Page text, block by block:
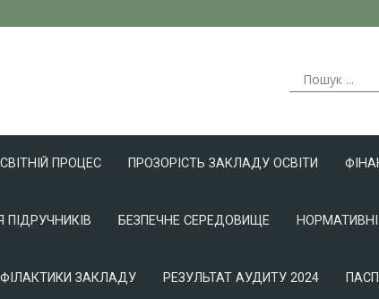
ПРОЦЕС ПРОЗОРІСТЬ ЗАКЛАДУ ОСВІТИ
ПІДРУЧНИКІВ БЕЗПЕЧНЕ СЕРЕДОВИЩЕ
ЗАКЛАДУ РЕЗУЛЬТАТ АУДИТУ 2024